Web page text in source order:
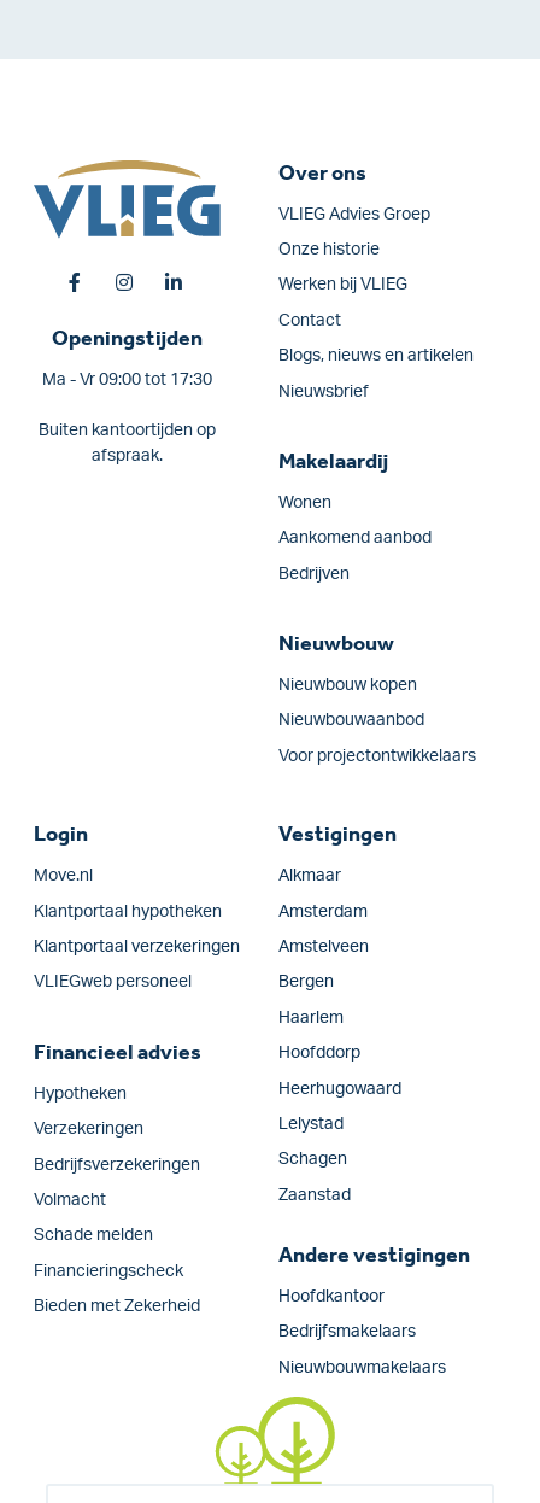
Openingstijden
Ma - Vr 09:00 tot 17:30
Buiten kantoortijden op
afspraak.
Over ons
VLIEG Advies Groep
Onze historie
Werken bij VLIEG
Contact
Blogs, nieuws en artikelen
Nieuwsbrief
Makelaardij
Wonen
Aankomend aanbod
Bedrijven
Nieuwbouw
Nieuwbouw kopen
Nieuwbouwaanbod
Voor projectontwikkelaars
Login
Move.nl
Klantportaal hypotheken
Klantportaal verzekeringen
VLIEGweb personeel
Financieel advies
Hypotheken
Verzekeringen
Bedrijfs­verzekeringen
Volmacht
Schade melden
Financieringscheck
Bieden met Zekerheid
Vestigingen
Alkmaar
Amsterdam
Amstelveen
Bergen
Haarlem
Hoofddorp
Heerhugowaard
Lelystad
Schagen
Zaanstad
Andere vestigingen
Hoofdkantoor
Bedrijfsmakelaars
Nieuwbouwmakelaars